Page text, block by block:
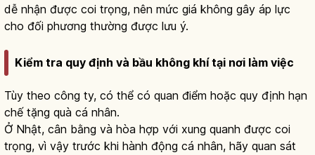
dễ nhận được coi trọng, nên mức giá không gây áp lực
cho đối phương thường được lưu ý.
Kiểm tra quy định và bầu không khí tại nơi làm việc
Tùy theo công ty, có thể có quan điểm hoặc quy định hạn
chế tặng quà cá nhân.
Ở Nhật, cân bằng và hòa hợp với xung quanh được coi
trọng, vì vậy trước khi hành động cá nhân, hãy quan sát